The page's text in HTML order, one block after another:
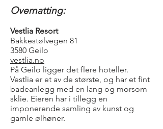
Overnatting:
Vestlia Resort
Bakkestølvegen 81
3580 Geilo
vestlia.no
På Geilo ligger det flere hoteller.
Vestlia er et av de største, og har et fint
badeanlegg med en lang og morsom
sklie. Eieren har i tillegg en
imponerende samling av kunst og
gamle ølhøner.